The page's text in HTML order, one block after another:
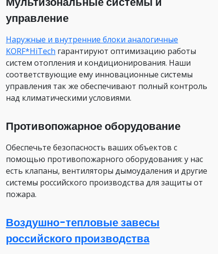
управление
Наружные и внутренние блоки аналогичные
KORF*HiTech гарантируют оптимизацию работы
систем отопления и кондиционирования. Наши
соответствующие ему инновационные системы
управления так же обеспечивают полный контроль
над климатическими условиями.
Противопожарное оборудование
Обеспечьте безопасность ваших объектов с
помощью противопожарного оборудования: у нас
есть клапаны, вентиляторы дымоудаления и другие
системы российского производства для защиты от
пожара.
Воздушно-тепловые завесы
российского производства